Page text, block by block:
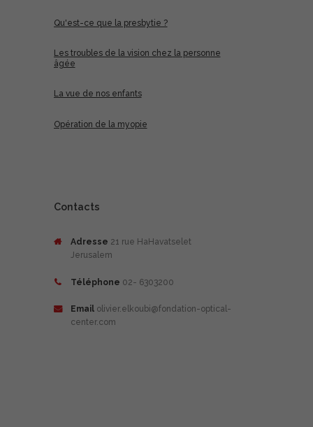
Qu'est-ce que la presbytie ?
Les troubles de la vision chez la personne
âgée
La vue de nos enfants
Opération de la myopie
Contacts
Adresse 21 rue HaHavatselet
Jerusalem
Téléphone 02- 6303200
Emailolivier.elkoubi@fondation-optical-
center.com